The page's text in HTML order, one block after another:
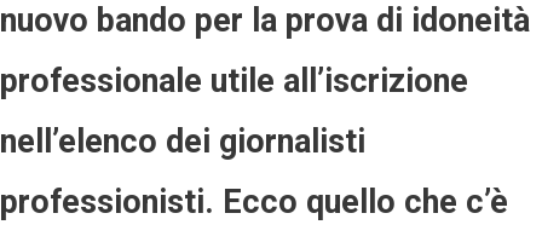
nuovo bando per la prova di idoneità
professionale utile all’iscrizione
nell’elenco dei giornalisti
professionisti. Ecco quello che c’è